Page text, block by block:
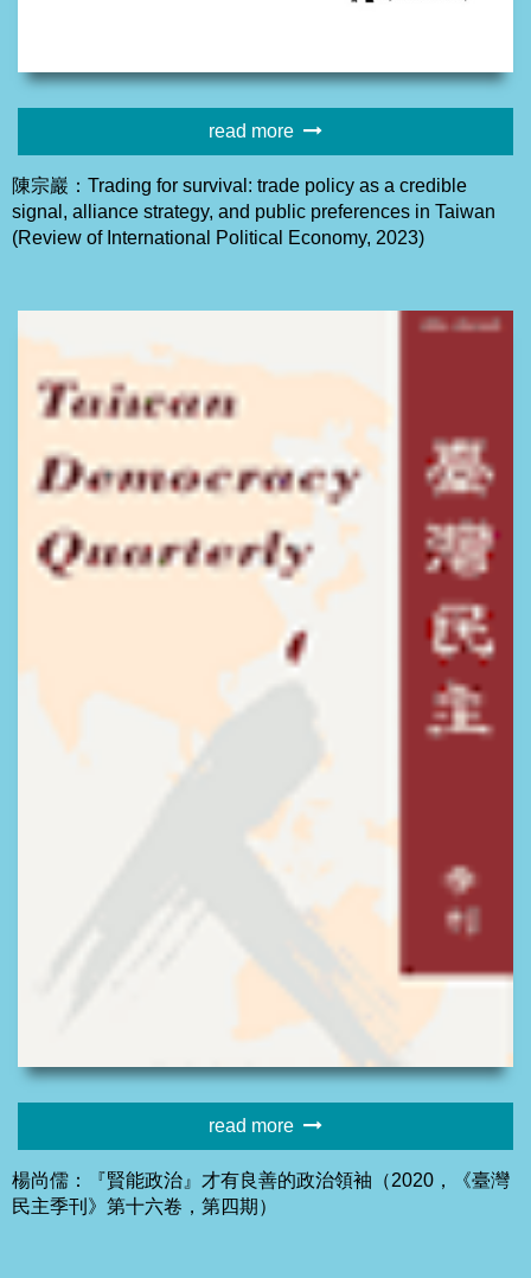
read more
陳宗巖：Trading for survival: trade policy as a credible
signal, alliance strategy, and public preferences in Taiwan
(Review of International Political Economy, 2023)
read more
楊尚儒：『賢能政治』才有良善的政治領袖（2020，《臺灣
民主季刊》第十六卷，第四期）